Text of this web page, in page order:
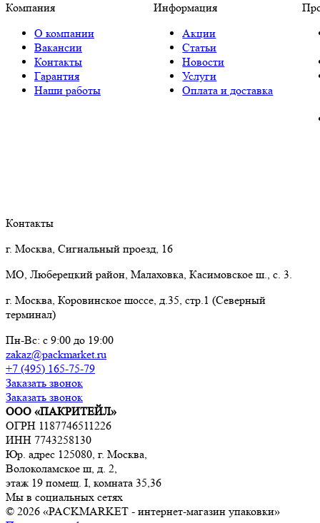
Компания
О компании
Вакансии
Контакты
Гарантия
Наши работы
Информация
Акции
Статьи
Новости
Услуги
Оплата и доставка
Контакты
г. Москва, Сигнальный проезд, 16
МО, Люберецкий район, Малаховка, Касимовское ш., с. 3.
г. Москва, Коровинское шоссе, д.35, стр.1 (Северный
терминал)
Пн-Вс: с 9:00 до 19:00
zakaz@packmarket.ru
+7 (495) 165-75-79
Заказать звонок
Заказать звонок
ООО «ПАКРИТЕЙЛ»
ОГРН 1187746511226
ИНН 7743258130
Юр. адрес 125080, г. Москва,
Волоколамское ш, д. 2,
этаж 19 помещ. I, комната 35,36
Мы в социальных сетях
© 2026 «PACKMARKET - интернет-магазин упаковки»